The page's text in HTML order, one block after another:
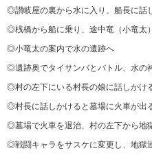
◎讃岐屋の裏から水に入り、船長に話
◎桟橋から船に乗り、途中竜（小竜太
◎小竜太の案内で水の遺跡へ
◎遺跡奥でタイサンバとバトル、水の
◎村の左下にいる村長の娘に話しかけ
◎村長に話しかけると墓場に火車が出
◎墓場で火車を退治、村の左下から地
◎戦闘キャラをサスケに変更し、地獄